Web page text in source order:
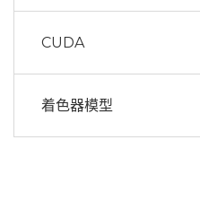
CUDA
着色器模型